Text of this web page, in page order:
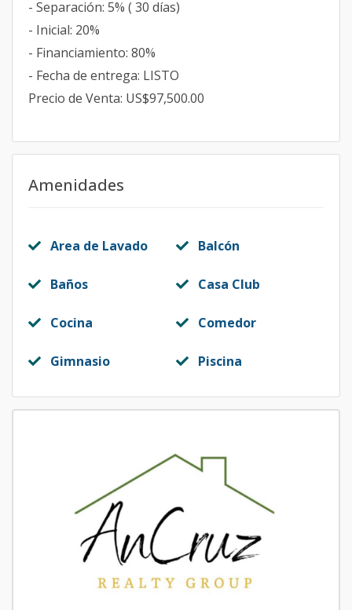
- Separación: 5% ( 30 días)
- Inicial: 20%
- Financiamiento: 80%
- Fecha de entrega: LISTO
Precio de Venta: US$97,500.00
Amenidades
Area de Lavado Balcón
Baños Casa Club
Cocina Comedor
Gimnasio Piscina